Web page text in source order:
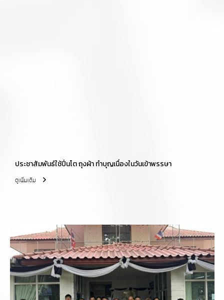
ประชาสัมพันธ์ใช้ปิ่นโต ถุงผ้า ทำบุญเนื่องในวันเข้าพรรษา
ดูเพิ่มเติม